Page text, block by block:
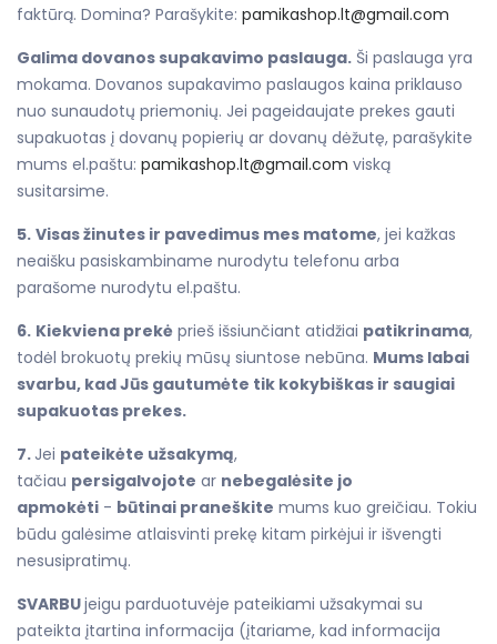
faktūrą. Domina? Parašykite: pamikashop.lt@gmail.com
Galima dovanos supakavimo paslauga. Ši paslauga yra
mokama. Dovanos supakavimo paslaugos kaina priklauso
nuo sunaudotų priemonių. Jei pageidaujate prekes gauti
supakuotas į dovanų popierių ar dovanų dėžutę, parašykite
mums el.paštu: pamikashop.lt@gmail.com viską
susitarsime.
5. Visas žinutes ir pavedimus mes matome, jei kažkas
neaišku pasiskambiname nurodytu telefonu arba
parašome nurodytu el.paštu.
6. Kiekviena prekė prieš išsiunčiant atidžiai patikrinama,
todėl brokuotų prekių mūsų siuntose nebūna. Mums labai
svarbu, kad Jūs gautumėte tik kokybiškas ir saugiai
supakuotas prekes.
7. Jei pateikėte užsakymą,
tačiau persigalvojote ar nebegalėsite jo
apmokėti - būtinai praneškite mums kuo greičiau. Tokiu
būdu galėsime atlaisvinti prekę kitam pirkėjui ir išvengti
nesusipratimų.
SVARBUjeigu parduotuvėje pateikiami užsakymai su
pateikta įtartina informacija (įtariame, kad informacija